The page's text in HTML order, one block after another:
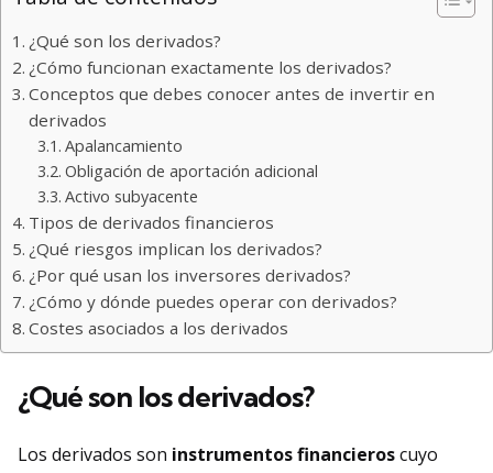
¿Qué son los derivados?
¿Cómo funcionan exactamente los derivados?
Conceptos que debes conocer antes de invertir en
derivados
Apalancamiento
Obligación de aportación adicional
Activo subyacente
Tipos de derivados financieros
¿Qué riesgos implican los derivados?
¿Por qué usan los inversores derivados?
¿Cómo y dónde puedes operar con derivados?
Costes asociados a los derivados
¿Qué son los derivados?
Los derivados son instrumentos financieroscuyo